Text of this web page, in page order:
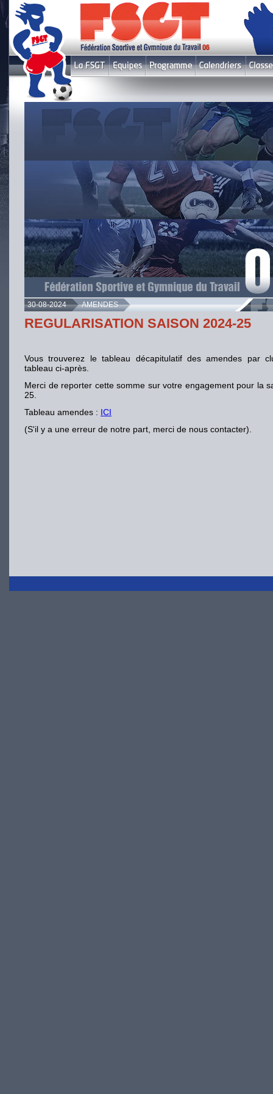
30-08-2024 AMENDES
REGULARISATION SAISON 2024-25
Vous trouverez le tableau décapitulatif des amendes par
tableau ci-après.
Merci de reporter cette somme sur votre engagement pour la
25.
Tableau amendes : ICI
(S'il y a une erreur de notre part, merci de nous contacter).
Le fil infos